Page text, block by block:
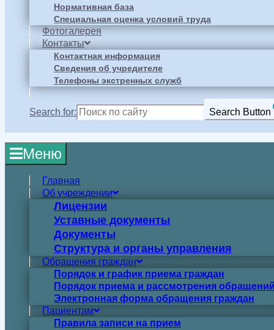
Нормативная база
Специальная оценка условий труда
Фотогалерея
Контакты
Контактная информация
Сведения об учредителе
Телефоны экстренных служб
Search for: Search Button
Меню
Главная
Об учреждении
Лицензии
Уставные документы
Документы
Структура и органы управления
Обращения граждан
Порядок и график приема граждан
Порядок приема и рассмотрения
Электронная форма обращения граждан
Пациентам
Правила записи на прием